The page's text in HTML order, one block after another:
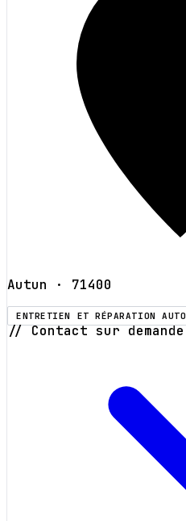
Autun · 71400
ENTRETIEN ET RÉPARATION AUTO
// Contact sur demande